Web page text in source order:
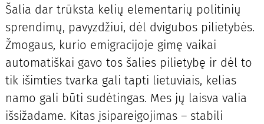
Šalia dar trūksta kelių elementarių politinių
sprendimų, pavyzdžiui, dėl dvigubos pilietybės.
Žmogaus, kurio emigracijoje gimę vaikai
automatiškai gavo tos šalies pilietybę ir dėl to
tik išimties tvarka gali tapti lietuviais, kelias
namo gali būti sudėtingas. Mes jų laisva valia
išsižadame. Kitas įsipareigojimas – stabili